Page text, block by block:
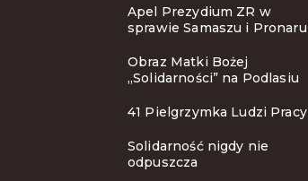
Apel Prezydium ZR w
sprawie Samaszu i Pronaru
Obraz Matki Bożej
„Solidarności” na Podlasiu
41 Pielgrzymka Ludzi Pracy
Solidarność nigdy nie
odpuszcza